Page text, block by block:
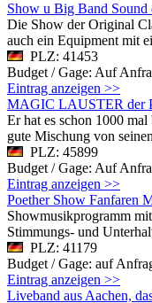
Show u Big Band Sound
Die Show der Original
auch ein Equipment mit
PLZ: 41453
Budget / Gage: Auf
Eintrag anzeigen >>
MAGIC LAUSTER der
Er hat es schon 1000
gute Mischung von
PLZ: 45899
Budget / Gage: Auf
Eintrag anzeigen >>
Poether Show Fanfaren
Showmusikprogramm
Stimmungs- und
PLZ: 41179
Budget / Gage: auf
Eintrag anzeigen >>
Liveband aus Aachen,